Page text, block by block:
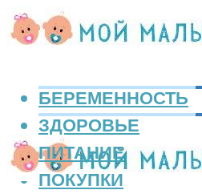
БЕРЕМЕННОСТЬ
ЗДОРОВЬЕ
ПИТАНИЕ
ПОКУПКИ